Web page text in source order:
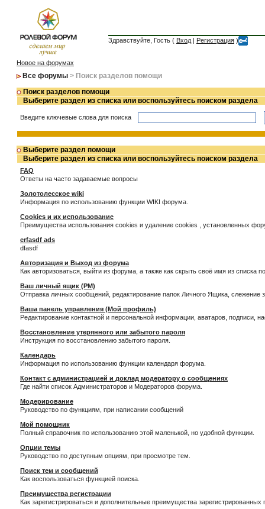
Здравствуйте, Гость ( Вход | Регистрация )
Новое на форумах
Все форумы > Поиск разделов помощи
Поиск разделов помощи
Выберите раздел из списка или воспользуйтесь поиском раздела
Введите ключевые слова для поиска
Выберите раздел помощи
Выберите раздел из списка или воспользуйтесь поиском раздела
FAQ
Ответы на часто задаваемые вопросы
Золотолесское wiki
Информация по использованию функции WIKI форума.
Cookies и их использование
Преимущества использования cookies и удаление cookies , установленных
erfasdf ads
dfasdf
Авторизация и Выход из форума
Как авторизоваться, выйти из форума, а также как скрыть своё имя из списка
Ваш личный ящик (PM)
Отправка личных сообщений, редактирование папок Личного Ящика,
Ваша панель управления (Мой профиль)
Редактирование контактной и персональной информации, аватаров,
Восстановление утерянного или забытого пароля
Инструкция по восстановлению забытого пароля.
Календарь
Информация по использованию функции календаря форума.
Контакт с администрацией и доклад модератору о сообщениях
Где найти список Администраторов и Модераторов форума.
Модерирование
Руководство по функциям, при написании сообщений
Мой помощник
Полный справочник по использованию этой маленькой, но удобной функции.
Опции темы
Руководство по доступным опциям, при просмотре тем.
Поиск тем и сообщений
Как воспользоваться функцией поиска.
Преимущества регистрации
Как зарегистрироваться и дополнительные преимущества зарегистрированных